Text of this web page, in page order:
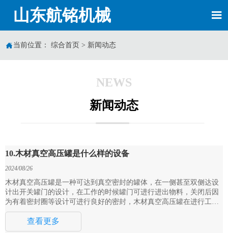
山东航铭机械 
 当前位置： 综合首页 > 新闻动态
NEWS
新闻动态
10.木材真空高压罐是什么样的设备
2024/08/26
木材真空高压罐是一种可达到真空密封的罐体，在一侧甚至双侧达设
计出开关罐门的设计，在工作的时候罐门可进行进出物料，关闭后因
为有着密封圈等设计可进行良好的密封，木材真空高压罐在进行工作
的时候还将进行抽真空与加压等操作以达到生产工艺的目的。
查看更多